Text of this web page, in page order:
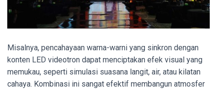
Misalnya, pencahayaan warna-warni yang sinkron dengan
konten LED videotron dapat menciptakan efek visual yang
memukau, seperti simulasi suasana langit, air, atau kilatan
cahaya. Kombinasi ini sangat efektif membangun atmosfer